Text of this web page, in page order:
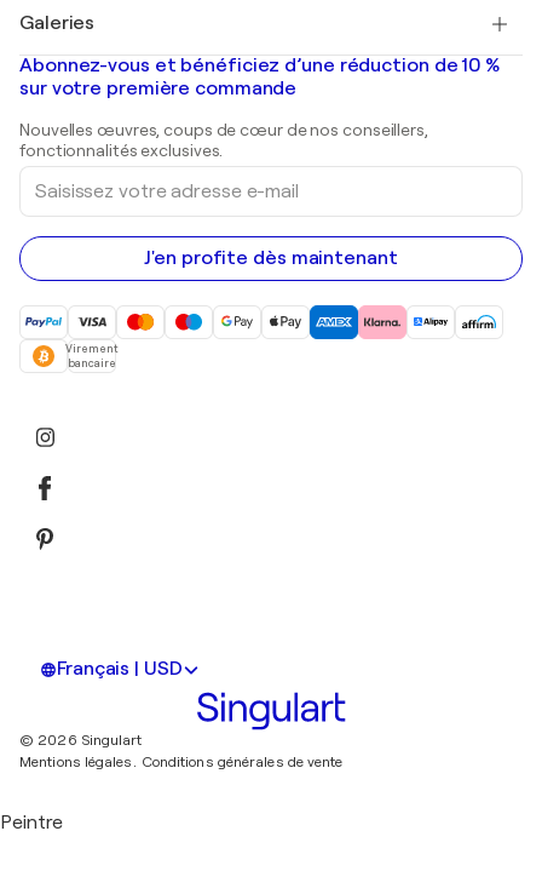
Banksy
Mr. Brainwash
Shepard Fairey
Tableaux abstraits à vendre
Peintures de paysage
Estampes
Peintures acryliques
Galeries
Galeries d'art en France
Galeries d'art en Belgique
Abonnez-vous et bénéficiez d’une réduction de 10 %
sur votre première commande
Nouvelles œuvres, coups de cœur de nos conseillers,
fonctionnalités exclusives.
Saisissez
votre
adresse
e-
mail
J'en profite dès maintenant
Virement
bancaire
Français | USD
© 2026 Singulart
Mentions légales. Conditions générales de vente
Peintre